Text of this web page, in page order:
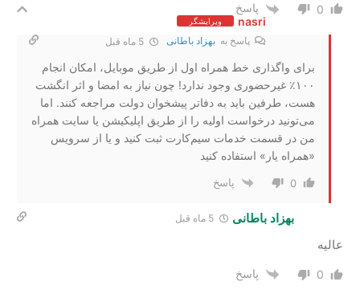
0
پاسخ
nasri
ویرایشگر
پاسخ به بهزاد باطانی
برای واگذاری خط همراه اول از طریق موبایل، امکان انجام
۱۰۰٪ غیرحضوری وجود ندارد! چون نیاز به امضا و اثر انگشت
هست، طرفین باید به دفاتر پیشخوان دولت مراجعه کنند. اما
می‌تونید درخواست اولیه را از طریق اپلیکیشن یا سایت همراه
من در قسمت خدمات سیم‌کارت ثبت کنید و یا از سرویس
«همراه یار» استفاده کنید
0 پاسخ
بهزاد باطانی
عالیه
0 پاسخ